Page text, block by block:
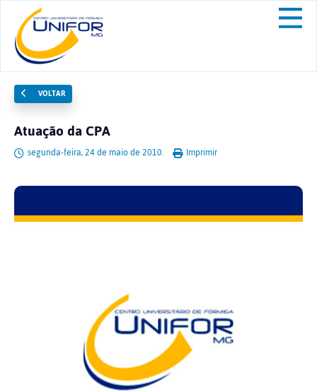
VOLTAR
Atuação da CPA
segunda-feira, 24 de maio de 2010. Imprimir